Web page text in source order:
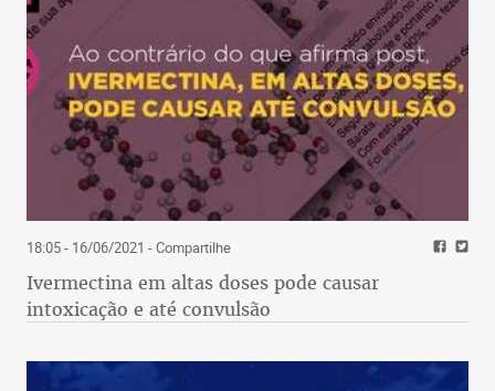
18:05 - 16/06/2021 - Compartilhe
Ivermectina em altas doses pode causar
intoxicação e até convulsão